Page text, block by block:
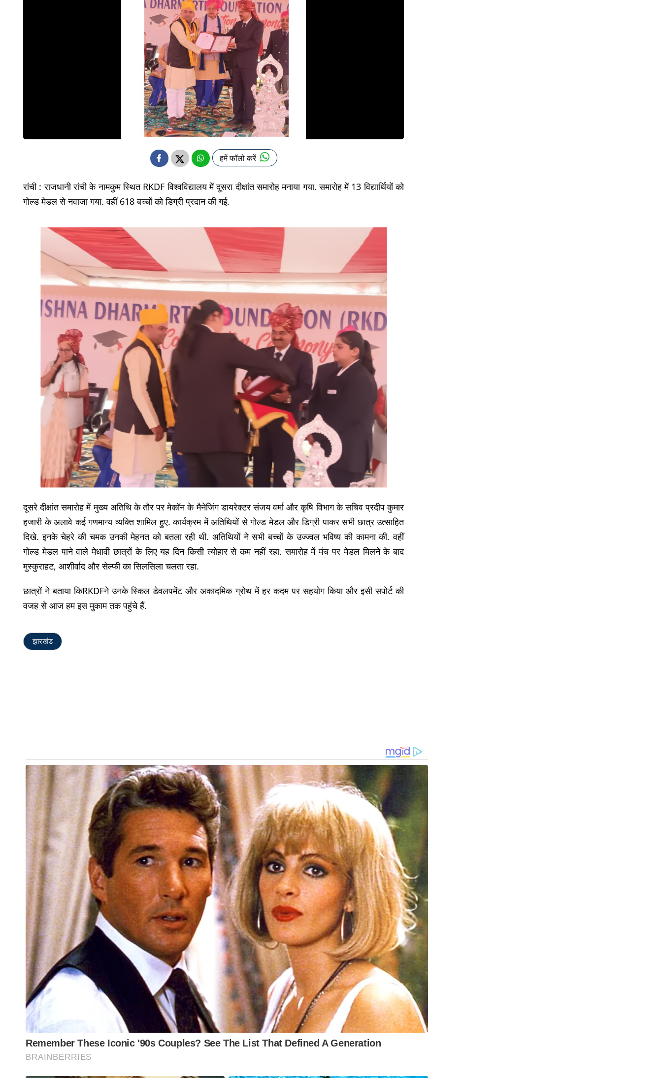
हमें फॉलो करें
रांची : राजधानी रांची के नामकुम स्थित RKDF विश्वविद्यालय में दूसरा दीक्षांत समारोह मनाया गया. समारोह में 13 विद्यार्थियों को
गोल्ड मेडल से नवाजा गया. वहीं 618 बच्चों को डिग्री प्रदान की गई.
दूसरे दीक्षांत समारोह में मुख्य अतिथि के तौर पर मेकॉन के मैनेजिंग डायरेक्टर संजय वर्मा और कृषि विभाग के सचिव प्रदीप कुमार
हजारी के अलावे कई गणमान्य व्यक्ति शामिल हुए. कार्यक्रम में अतिथियों से गोल्ड मेडल और डिग्री पाकर सभी छात्र उत्साहित
दिखे. इनके चेहरे की चमक उनकी मेहनत को बतला रही थी. अतिथियों ने सभी बच्चों के उज्ज्वल भविष्य की कामना की. वहीं
गोल्ड मेडल पाने वाले मेधावी छात्रों के लिए यह दिन किसी त्योहार से कम नहीं रहा. समारोह में मंच पर मेडल मिलने के बाद
मुस्कुराहट, आशीर्वाद और सेल्फी का सिलसिला चलता रहा.
छात्रों ने बताया किRKDFने उनके स्किल डेवलपमेंट और अकादमिक ग्रोथ में हर कदम पर सहयोग किया और इसी सपोर्ट की
वजह से आज हम इस मुकाम तक पहुंचे हैं.
झारखंड